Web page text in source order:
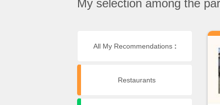
My selection among the
All My Recommendations :
Restaurants